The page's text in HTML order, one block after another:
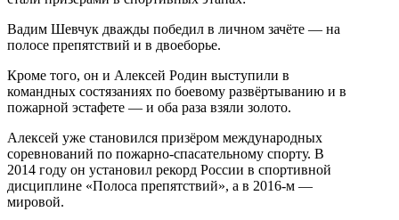
Вадим Шевчук дважды победил в личном зачёте — на
полосе препятствий и в двоеборье.
Кроме того, он и Алексей Родин выступили в
командных состязаниях по боевому развёртыванию и в
пожарной эстафете — и оба раза взяли золото.
Алексей уже становился призёром международных
соревнований по пожарно-спасательному спорту. В
2014 году он установил рекорд России в спортивной
дисциплине «Полоса препятствий», а в 2016-м —
мировой.